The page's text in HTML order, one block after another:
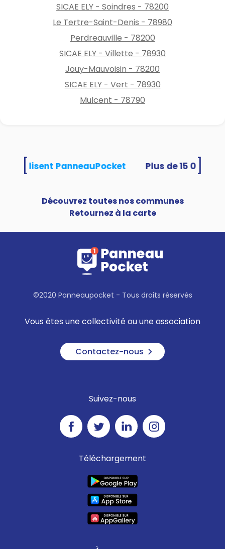
SICAE ELY - Soindres - 78200
Le Tertre-Saint-Denis - 78980
Perdreauville - 78200
SICAE ELY - Villette - 78930
Jouy-Mauvoisin - 78200
SICAE ELY - Vert - 78930
Mulcent - 78790
utilisent PanneauPocket
Découvrez toutes nos communes
Retournez à la carte
©2020 Panneaupocket - Tous droits réservés
Vous êtes une collectivité ou une association
Contactez-nous
Suivez-nous
Téléchargement